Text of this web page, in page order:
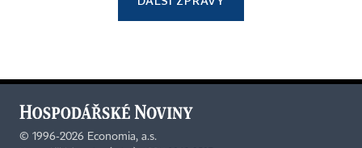
© 1996-2026 Economia, a.s.